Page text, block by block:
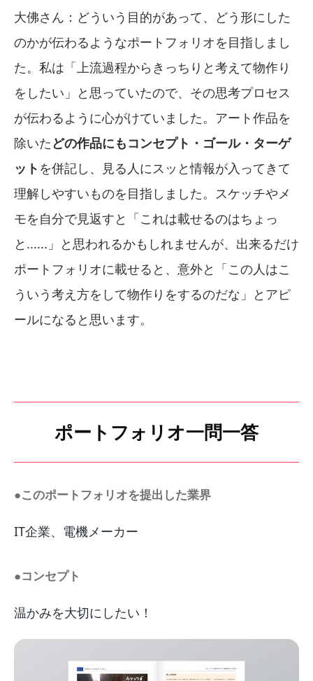
大佛さん：どういう目的があって、どう形にした
のかが伝わるようなポートフォリオを目指しまし
た。私は「上流過程からきっちりと考えて物作り
をしたい」と思っていたので、その思考プロセス
が伝わるように心がけていました。アート作品を
除いた どの作品にもコンセプト・ゴール・ターゲ
ット を併記し、見る人にスッと情報が入ってきて
理解しやすいものを目指しました。スケッチやメ
モを自分で見返すと「これは載せるのはちょっ
と......」と思われるかもしれませんが、出来るだけ
ポートフォリオに載せると、意外と「この人はこ
ういう考え方をして物作りをするのだな」とアピ
ールになると思います。
ポートフォリオ一問一答
●このポートフォリオを提出した業界
IT企業、電機メーカー
●コンセプト
温かみを大切にしたい！